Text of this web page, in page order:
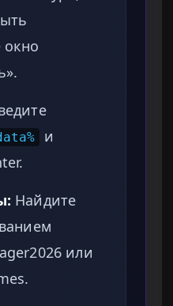
окно
и
Найдите
или